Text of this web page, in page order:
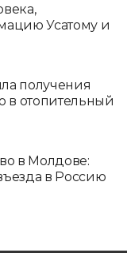
Усатому и
получения
в отопительный
в Молдове:
в Россию